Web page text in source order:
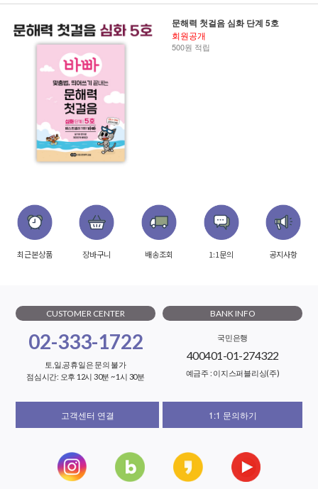
문해력 첫걸음 심화 단계 5호
회원공개
500원 적립
최근본상품 장바구니 배송조회 1:1문의 공지사항
CUSTOMER CENTER
02-333-1722
토,일,공휴일은 문의 불가
점심시간: 오후 12시 30분 ~ 1시 30분
BANK INFO
국민은행
400401-01-274322
예금주 : 이지스퍼블리싱(주)
고객센터 연결 1:1 문의하기